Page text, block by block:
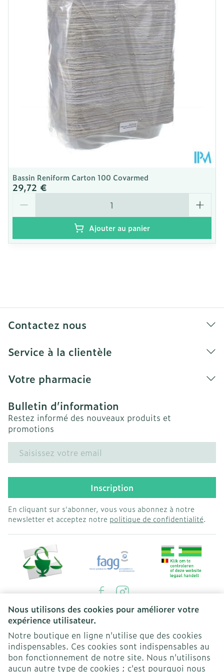
Nous utilisons des cookies pour améliorer votre
expérience utilisateur.
Notre boutique en ligne n'utilise que des cookies
indispensables. Ces cookies sont indispensables au
bon fonctionnement de notre site. Nous n'utilisons
aucun autre type de cookies ; c'est pourquoi nous
Profondeur 2 mm
Préservation
Température ambiante (15°C -
25°C)
Bassin Reniform Carton 100 Covarmed
29,72 €
Ajouter au panier
Contactez nous
Service à la clientèle
Votre pharmacie
Bulletin d’information
Restez informé des nouveaux produits et
promotions
Adresse mail
Inscription
En cliquant sur s'abonner, vous vous abonnez à notre
newsletter et acceptez notre politique de confidentialité.
Liens légaux